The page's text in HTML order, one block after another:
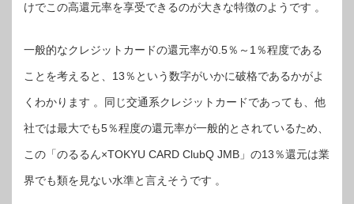
けでこの高還元率を享受できるのが大きな特徴のようです 。
一般的なクレジットカードの還元率が0.5％～1％程度である
ことを考えると、13％という数字がいかに破格であるかがよ
くわかります 。同じ交通系クレジットカードであっても、他
社では最大でも5％程度の還元率が一般的とされているため、
この「のるるん×TOKYU CARD ClubQ JMB」の13％還元は業
界でも類を見ない水準と言えそうです 。